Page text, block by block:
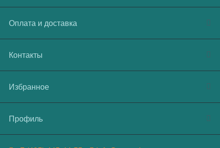
Оплата и доставка
Контакты
Избранное
Профиль